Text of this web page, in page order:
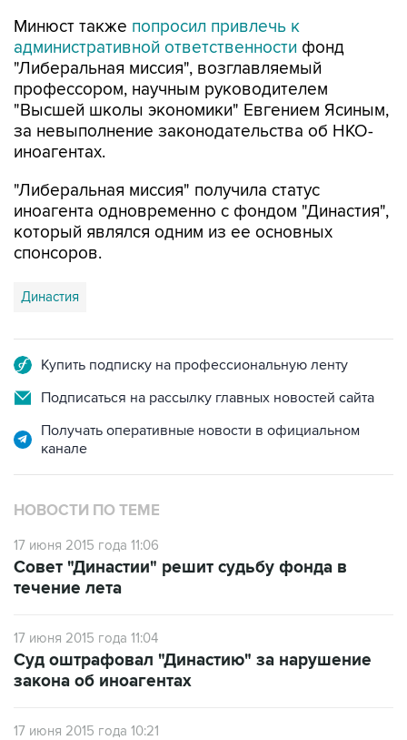
Минюст также попросил привлечь к
административной ответственности фонд
"Либеральная миссия", возглавляемый
профессором, научным руководителем
"Высшей школы экономики" Евгением Ясиным,
за невыполнение законодательства об НКО-
иноагентах.
"Либеральная миссия" получила статус
иноагента одновременно с фондом "Династия",
который являлся одним из ее основных
спонсоров.
Династия
Купить подписку на профессиональную ленту
Подписаться на рассылку главных новостей сайта
Получать оперативные новости в официальном
канале
НОВОСТИ ПО ТЕМЕ
17 июня 2015 года 11:06
Совет "Династии" решит судьбу фонда в
течение лета
17 июня 2015 года 11:04
Суд оштрафовал "Династию" за нарушение
закона об иноагентах
17 июня 2015 года 10:21